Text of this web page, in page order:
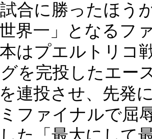
合に勝ったほう
界一」となるフ
はプエルトリコ
を完投したエー
連投させ、先発
ファイナルで屈
た「最大にして